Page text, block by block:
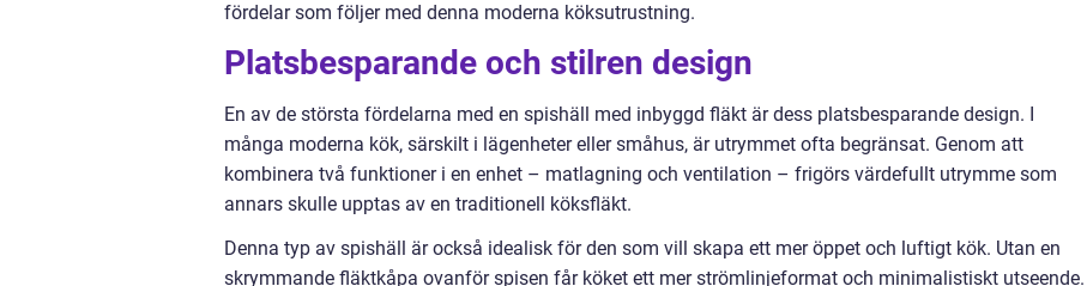
fördelar som följer med denna moderna köksutrustning.
Platsbesparande och stilren design
En av de största fördelarna med en spishäll med inbyggd fläkt är dess platsbesparande design. I
många moderna kök, särskilt i lägenheter eller småhus, är utrymmet ofta begränsat. Genom att
kombinera två funktioner i en enhet – matlagning och ventilation – frigörs värdefullt utrymme som
annars skulle upptas av en traditionell köksfläkt.
Denna typ av spishäll är också idealisk för den som vill skapa ett mer öppet och luftigt kök. Utan en
skrymmande fläktkåpa ovanför spisen får köket ett mer strömlinjeformat och minimalistiskt utseende.